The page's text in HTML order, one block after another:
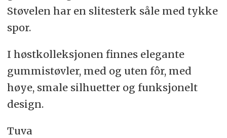
Støvelen har en slitesterk såle med tykke
spor.
I høstkolleksjonen finnes elegante
gummistøvler, med og uten fôr, med
høye, smale silhuetter og funksjonelt
design.
Tuva